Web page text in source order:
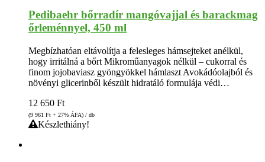
Pedibaehr bőrradír mangóvajjal és barackmag
őrleménnyel, 450 ml
Megbízhatóan eltávolítja a felesleges hámsejteket anélkül,
hogy irritálná a bőrt Mikroműanyagok nélkül – cukorral és
finom jojobaviasz gyöngyökkel hámlaszt Avokádóolajból és
növényi glicerinből készült hidratáló formulája védi…
12 650 Ft
(9 961 Ft + 27% ÁFA) / db
Készlethiány!